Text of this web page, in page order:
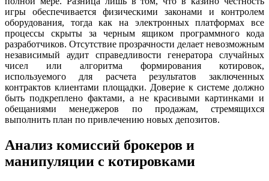
игры обеспечивается физическими законами и контролем
оборудования, тогда как на электронных платформах все
процессы скрыты за черным ящиком программного кода
разработчиков. Отсутствие прозрачности делает невозможным
независимый аудит справедливости генератора случайных
чисел или алгоритма формирования котировок,
используемого для расчета результатов заключенных
контрактов клиентами площадки. Доверие к системе должно
быть подкреплено фактами, а не красивыми картинками и
обещаниями менеджеров по продажам, стремящихся
выполнить план по привлечению новых депозитов.
Анализ комиссий брокеров и
манипуляции с котировками